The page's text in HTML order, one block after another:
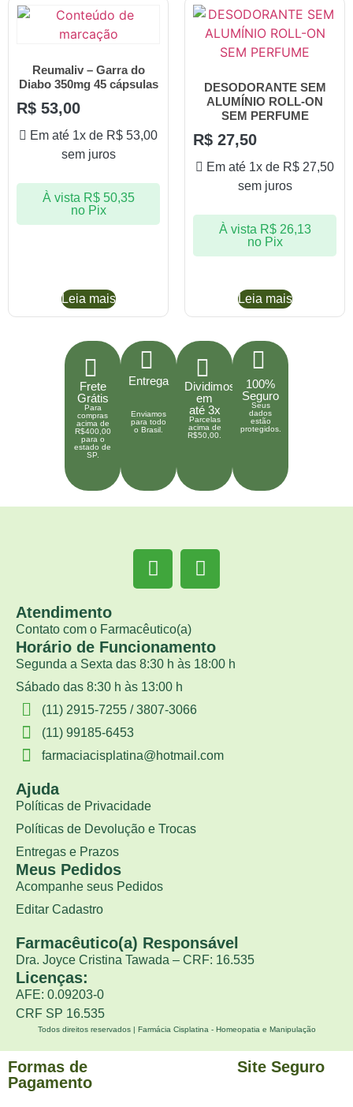
Reumaliv – Garra do
Diabo 350mg 45 cápsulas
R$ 53,00
Em até 1x de R$ 53,00
sem juros
À vista R$50,35
no Pix
Leia mais
DESODORANTE SEM
ALUMÍNIO ROLL-ON
SEM PERFUME
R$ 27,50
Em até 1x de R$ 27,50
sem juros
À vista R$26,13
no Pix
Leia mais
Frete
Grátis
Para
compras
acima de
R$400,00
para o
estado de
SP.
Entrega
Enviamos
para todo
o Brasil.
Dividimos
em
até 3x
Parcelas
acima de
R$50,00.
100%
Seguro
Seus
dados
estão
protegidos.
Atendimento
Contato com o Farmacêutico(a)
Horário de Funcionamento
Segunda a Sexta das 8:30 h às 18:00 h
Sábado das 8:30 h às 13:00 h
(11) 2915-7255 / 3807-3066
(11) 99185-6453
farmaciacisplatina@hotmail.com
Ajuda
Políticas de Privacidade
Políticas de Devolução e Trocas
Entregas e Prazos
Meus Pedidos
Acompanhe seus Pedidos
Editar Cadastro
Farmacêutico(a) Responsável
Dra. Joyce Cristina Tawada – CRF: 16.535
Licenças:
AFE: 0.09203-0
CRF SP 16.535
Todos direitos reservados | Farmácia Cisplatina - Homeopatia e Manipulação
Formas de
Pagamento
Site Seguro